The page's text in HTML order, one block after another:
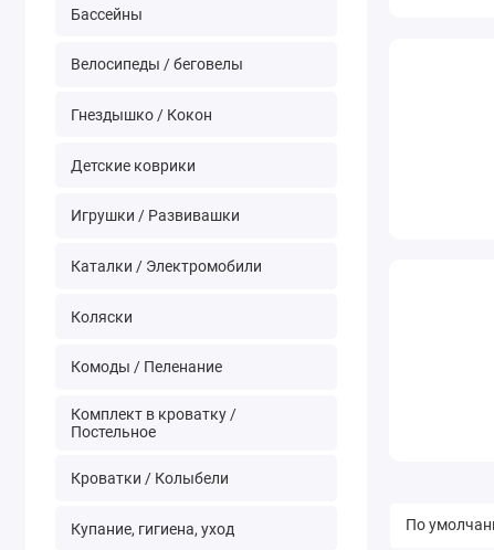
Бассейны
Велосипеды / беговелы
Гнездышко / Кокон
Детские коврики
Игрушки / Развивашки
Каталки / Электромобили
Коляски
Комоды / Пеленание
Комплект в кроватку /
Постельное
Кроватки / Колыбели
Купание, гигиена, уход